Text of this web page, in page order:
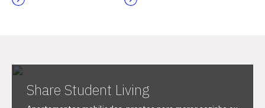
Share Student Living
Escolha a vaga que você